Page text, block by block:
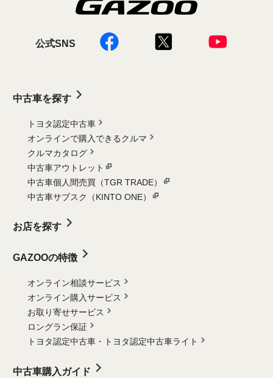
公式SNS
中古車を探す
トヨタ認定中古車
オンラインで購入できるクルマ
クルマカタログ
中古車アウトレット
中古車個人間売買（TGR TRADE）
中古車サブスク（KINTO ONE）
お店を探す
GAZOOの特徴
オンライン相談サービス
オンライン購入サービス
お取り寄せサービス
ロングラン保証
トヨタ認定中古車・
トヨタ認定中古車ライト
中古車購入ガイド